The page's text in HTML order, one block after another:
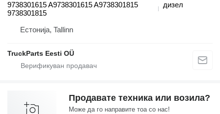
9738301615 A9738301615 A9738301815
9738301815
дизел
Естонија, Tallinn
TruckParts Eesti OÜ
Продавате техника или возила?
Може да го направите тоа со нас!